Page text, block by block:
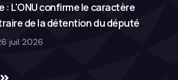
: L'ONU confirme le caractère
de la détention du député
Salem et de son frère Mohamed
juil 2026